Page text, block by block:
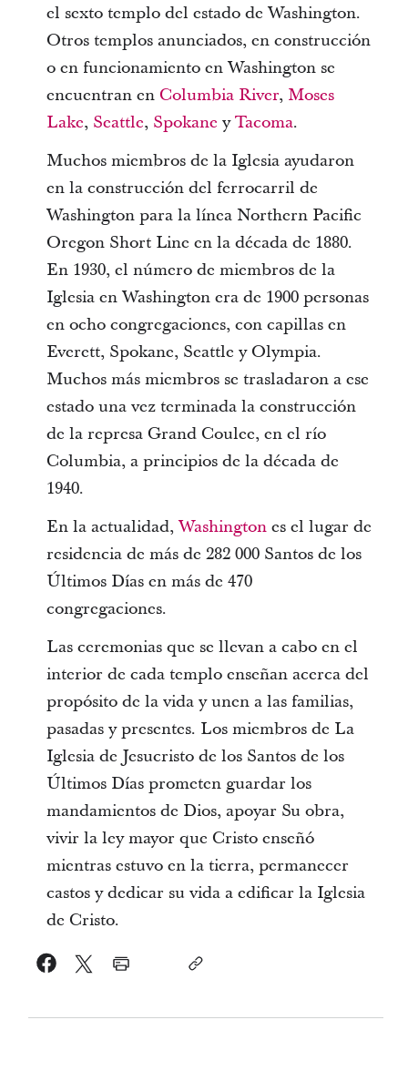
el sexto templo del estado de Washington.
Otros templos anunciados, en construcción
o en funcionamiento en Washington se
encuentran en Columbia River, Moses
Lake, Seattle, Spokane yTacoma.
Muchos miembros de la Iglesia ayudaron
en la construcción del ferrocarril de
Washington para la línea Northern Pacific
Oregon Short Line en la década de 1880.
En 1930, el número de miembros de la
Iglesia en Washington era de 1900 personas
en ocho congregaciones, con capillas en
Everett, Spokane, Seattle y Olympia.
Muchos más miembros se trasladaron a ese
estado una vez terminada la construcción
de la represa Grand Coulee, en el río
Columbia, a principios de la década de
1940.
En la actualidad,Washingtones el lugar de
residencia de más de 282 000 Santos de los
Últimos Días en más de 470
congregaciones.
Las ceremonias que se llevan a cabo en el
interior de cada templo enseñan acerca del
propósito de la vida y unen a las familias,
pasadas y presentes. Los miembros de La
Iglesia de Jesucristo de los Santos de los
Últimos Días prometen guardar los
mandamientos de Dios, apoyar Su obra,
vivir la ley mayor que Cristo enseñó
mientras estuvo en la tierra, permanecer
castos y dedicar su vida a edificar la Iglesia
de Cristo.